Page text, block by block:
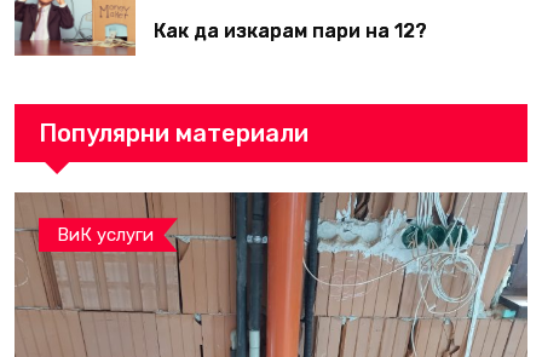
Как да изкарам пари на 12?
Популярни материали
ВиК услуги